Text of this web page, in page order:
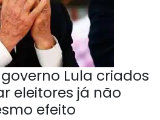
Lula criados
eleitores já não
efeito